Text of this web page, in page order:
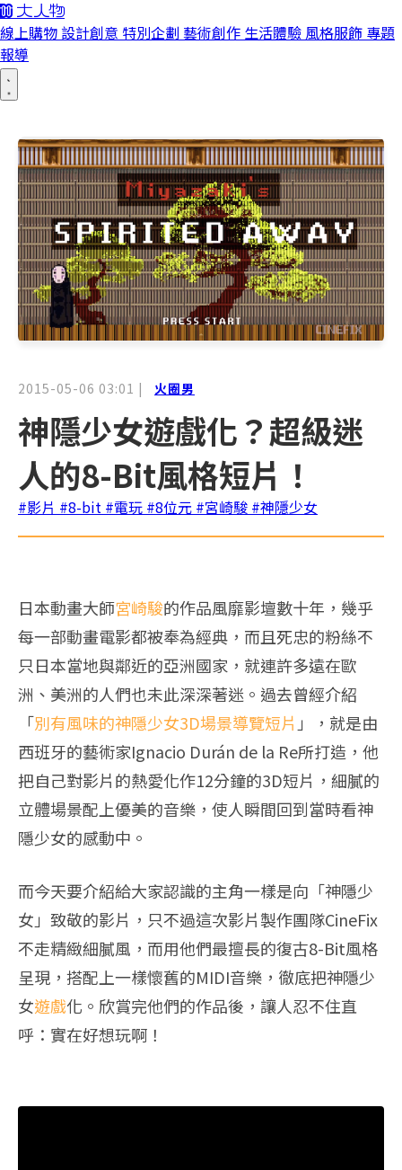
線上購物 設計創意 特別企劃 藝術創作 生活體驗 風格服飾 專題
報導
2015-05-06 03:01 | 火圈男
神隱少女遊戲化？超級迷
人的8-Bit風格短片！
#影片 #8-bit #電玩 #8位元 #宮崎駿 #神隱少女
日本動畫大師宮崎駿的作品風靡影壇數十年，幾乎
每一部動畫電影都被奉為經典，而且死忠的粉絲不
只日本當地與鄰近的亞洲國家，就連許多遠在歐
洲、美洲的人們也未此深深著迷。過去曾經介紹
「別有風味的神隱少女3D場景導覽短片 」，就是由
西班牙的藝術家Ignacio Durán de la Re所打造，他
把自己對影片的熱愛化作12分鐘的3D短片，細膩的
立體場景配上優美的音樂，使人瞬間回到當時看神
隱少女的感動中。
而今天要介紹給大家認識的主角一樣是向「神隱少
女」致敬的影片，只不過這次影片製作團隊CineFix
不走精緻細膩風，而用他們最擅長的復古8-Bit風格
呈現，搭配上一樣懷舊的MIDI音樂，徹底把神隱少
女遊戲化。欣賞完他們的作品後，讓人忍不住直
呼：實在好想玩啊！